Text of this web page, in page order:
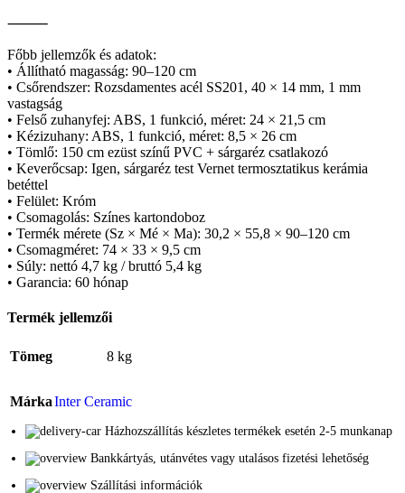
⸻
Főbb jellemzők és adatok:
• Állítható magasság: 90–120 cm
• Csőrendszer: Rozsdamentes acél SS201, 40 × 14 mm, 1 mm
vastagság
• Felső zuhanyfej: ABS, 1 funkció, méret: 24 × 21,5 cm
• Kézizuhany: ABS, 1 funkció, méret: 8,5 × 26 cm
• Tömlő: 150 cm ezüst színű PVC + sárgaréz csatlakozó
• Keverőcsap: Igen, sárgaréz test Vernet termosztatikus kerámia
betéttel
• Felület: Króm
• Csomagolás: Színes kartondoboz
• Termék mérete (Sz × Mé × Ma): 30,2 × 55,8 × 90–120 cm
• Csomagméret: 74 × 33 × 9,5 cm
• Súly: nettó 4,7 kg / bruttó 5,4 kg
• Garancia: 60 hónap
Termék jellemzői
Tömeg 8 kg
MárkaInter Ceramic
Házhozszállítás készletes termékek esetén 2-5 munkanap
Bankkártyás, utánvétes vagy utalásos fizetési lehetőség
Szállítási információk